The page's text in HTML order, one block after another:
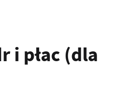
i płac (dla